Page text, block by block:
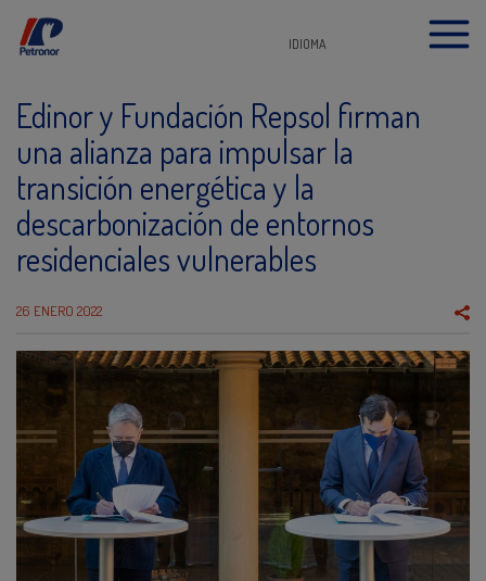
IDIOMA
Edinor y Fundación Repsol firman
una alianza para impulsar la
transición energética y la
descarbonización de entornos
residenciales vulnerables
26 ENERO 2022